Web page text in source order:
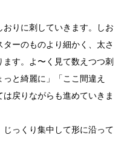
りに刺していきます。しお
ーのものより細かく、太さ
す。よ〜く見て数えつつ刺
と綺麗に」「ここ間違え
戻りながらも進めていきま
じっくり集中して形に沿って